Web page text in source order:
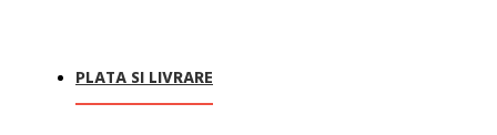
PLATA SI LIVRARE